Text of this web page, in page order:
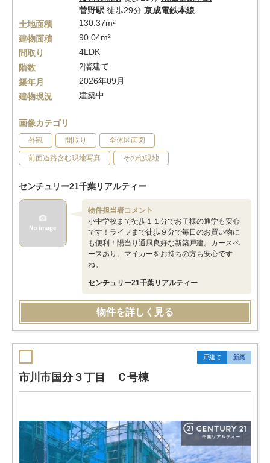
菅野駅 徒歩29分 京成電鉄本線
土地面積
130.37m²
建物面積
90.04m²
間取り
4LDK
階数
2階建て
築年月
2026年09月
建物現況
建築中
画像カテゴリ
外観 間取り 全体区画図
前面道路含む現地写真 その他現地
センチュリー21千葉リアルティー
物件担当者コメント
小中学校まで徒歩１１分でお子様の通学も安心
です！ライフまで徒歩９分で毎日のお買い物に
も便利！陽当り通風良好な新築戸建。カースペ
ースあり。マイカーをお持ちの方も安心です
ね。
センチュリー21千葉リアルティー
物件を詳しく見る
戸建て 新築
市川市国分３丁目 Ｃ号棟